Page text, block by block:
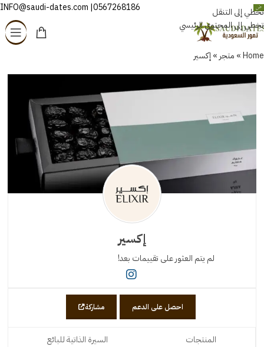
تخطي إلى التنقل
تخطي إلى المحتوى الرئيسي
العربية 0567268186| INFO@saudi-dates.com
Home
» متجر » إكسير
إكسير
لم يتم العثور على تقييمات بعد!
مشاركة احصل على الدعم
المنتجات السيرة الذاتية للبائع